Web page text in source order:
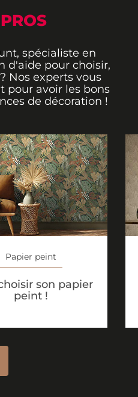
spécialiste en
d'aide pour choisir,
Nos experts vous
pour avoir les bons
de décoration !
Papier peint
son papier
peint !